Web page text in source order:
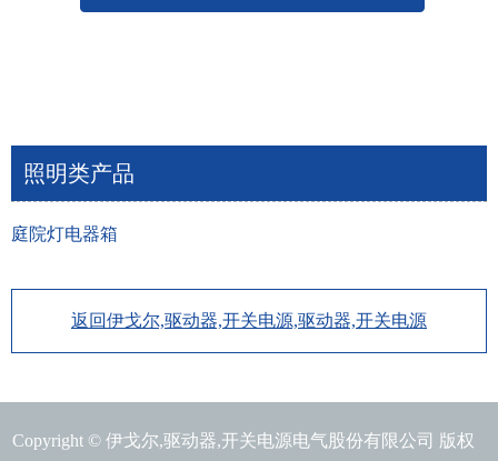
照明类产品
庭院灯电器箱
返回伊戈尔,驱动器,开关电源,驱动器,开关电源
Copyright © 伊戈尔,驱动器,开关电源电气股份有限公司 版权